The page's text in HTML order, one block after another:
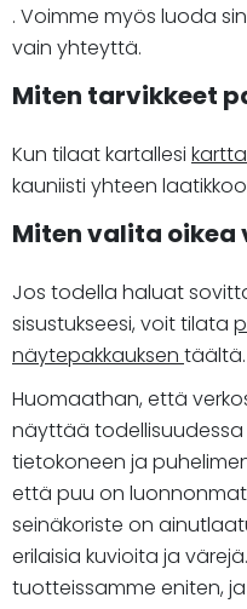
. Voimme myös luoda
vain yhteyttä.
Miten tarvikkeet
Kun tilaat kartallesi
kauniisti yhteen
Miten valita
Jos todella haluat
sisustukseesi, voit tilata
näytepakkauksen täältä.
Huomaathan, että
näyttää todellisuudessa
tietokoneen ja
että puu on
seinäkoriste on
erilaisia kuvioita ja
tuotteissamme eniten,